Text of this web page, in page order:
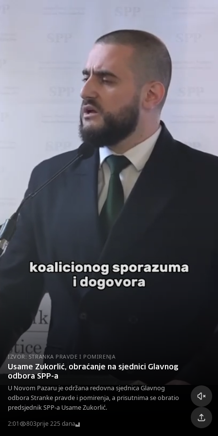
IZVOR: STRANKA PRAVDE I POMIRENJA
Usame Zukorlić, obraćanje na sjednici Glavnog
odbora SPP-a
U Novom Pazaru je održana redovna sjednica Glavnog
odbora Stranke pravde i pomirenja, a prisutnima se obratio
predsjednik SPP-a Usame Zukorlić.
2:01 803prije 225 dana